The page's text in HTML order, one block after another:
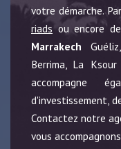
votre démarche.
riads ou encore
Marrakech
Berrima, La
accompagne
d'investissement,
Contactez notre
vous